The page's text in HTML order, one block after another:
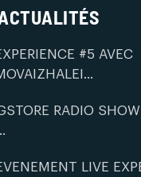
#5 AVEC
RADIO
LIVE